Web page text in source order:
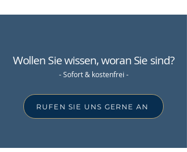
Wollen Sie wissen, woran Sie sind?
- Sofort & kostenfrei -
RUFEN SIE UNS GERNE AN